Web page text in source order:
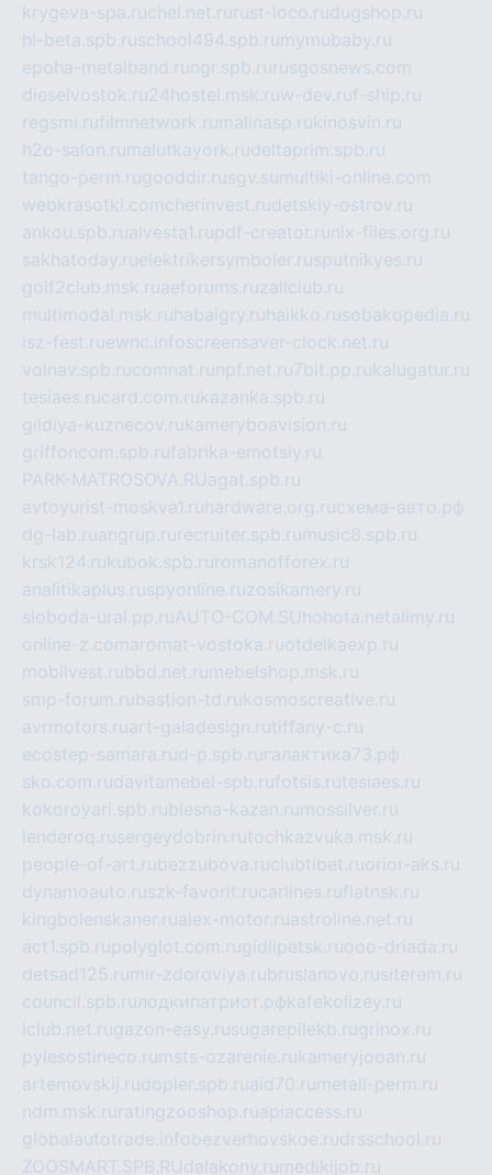
krygeva-spa.ruchel.net.ru rust-loco.rudugshop.ru
hl-beta.spb.ruschool494.spb.ru mymubaby.ru
epoha-metalband.ru ngr.spb.ru rusgosnews.com
dieselvostok.ru24hostel.msk.ruw-dev.ruf-ship.ru
regsmi.rufilmnetwork.ru malinasp.rukinosvin.ru
h2o-salon.ru malutkayork.rudeltaprim.spb.ru
tango-perm.rugooddir.rusgv.su multiki-online.com
webkrasotki.comcherinvest.rudetskiy-ostrov.ru
ankou.spb.rualvesta1.rupdf-creator.ru nix-files.org.ru
sakhatoday.ruelektrikersymboler.rusputnikyes.ru
golf2club.msk.ruaeforums.ruzallclub.ru
multimodal.msk.ru habaigry.ru haikko.rusobakopedia.ru
isz-fest.ruewnc.infoscreensaver-clock.net.ru
volnav.spb.rucomnat.ru npf.net.ru7bit.pp.rukalugatur.ru
tesiaes.rucard.com.rukazanka.spb.ru
gildiya-kuznecov.rukameryboavision.ru
griffoncom.spb.rufabrika-emotsiy.ru
PARK-MATROSOVA.RUagat.spb.ru
avtoyurist-moskva1.ru hardware.org.ruсхема-авто.рф
dg-lab.ruangrup.ru recruiter.spb.ru music8.spb.ru
krsk124.rukubok.spb.ru romanofforex.ru
analitikaplus.ruspyonline.ruzosikamery.ru
sloboda-ural.pp.ruAUTO-COM.SU hohota.netalimy.ru
online-z.comaromat-vostoka.ruotdelkaexp.ru
mobilvest.rubbd.net.ru mebelshop.msk.ru
smp-forum.rubastion-td.rukosmoscreative.ru
avrmotors.ruart-galadesign.rutiffany-c.ru
ecostep-samara.rud-p.spb.ru галактика73.рф
sko.com.rudavitamebel-spb.rufotsis.rutesiaes.ru
kokoroyari.spb.rublesna-kazan.ru mossilver.ru
lenderoq.rusergeydobrin.rutochkazvuka.msk.ru
people-of-art.rubezzubova.ruclubtibet.ruorior-aks.ru
dynamoauto.ruszk-favorit.rucarlines.ruflatnsk.ru
kingbolenskaner.rualex-motor.ruastroline.net.ru
act1.spb.rupolyglot.com.rugidlipetsk.ruooo-driada.ru
detsad125.ru mir-zdoroviya.rubruslanovo.rusiterem.ru
council.spb.ruлодкипатриот.рфkafekolizey.ru
iclub.net.rugazon-easy.rusugarepilekb.rugrinox.ru
pylesostineco.ru msts-ozarenie.rukameryjooan.ru
artemovskij.rudopler.spb.ruaid70.ru metall-perm.ru
ndm.msk.ru ratingzooshop.ruapiaccess.ru
globalautotrade.info bezverhovskoe.rudrsschool.ru
ZOOSMART.SPB.RUdalakony.ru medikijob.ru